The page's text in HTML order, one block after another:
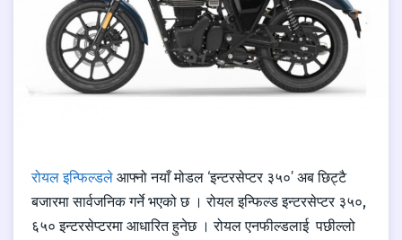
रोयल इन्फिल्डले आफ्नो नयाँ मोडल ‘इन्टरसेप्टर ३५०’ अब छिट्टै
बजारमा सार्वजनिक गर्ने भएको छ । रोयल इन्फिल्ड इन्टरसेप्टर ३५०,
६५० इन्टरसेप्टरमा आधारित हुनेछ । रोयल एनफील्डलाई पछील्लो